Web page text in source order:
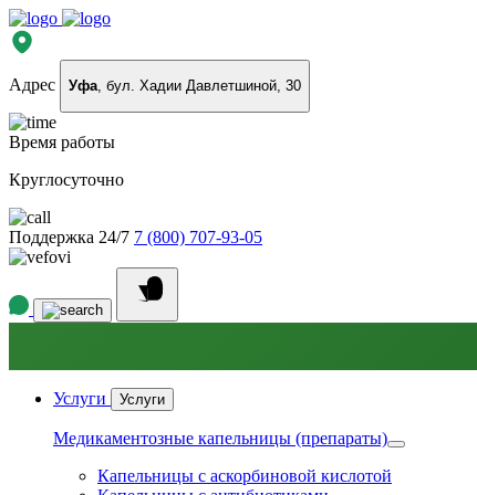
Адрес Уфа, бул. Хадии Давлетшиной, 30
Время работы
Круглосуточно
Поддержка 24/7 7 (800) 707-93-05
Услуги Услуги
Медикаментозные капельницы (препараты)
Капельницы с аскорбиновой кислотой